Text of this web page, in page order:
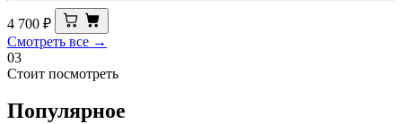
4 700 ₽
Смотреть все →
03
Стоит посмотреть
Популярное